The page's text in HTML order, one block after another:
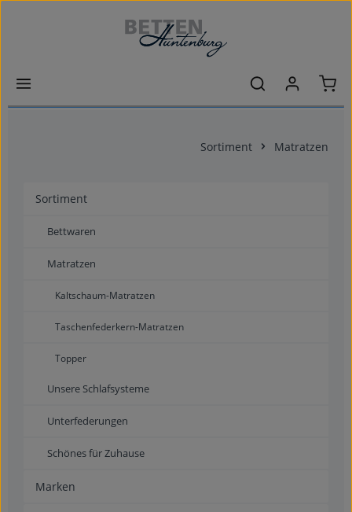
Zum Hauptinhalt springen
Sortiment Matratzen
Sortiment
Bettwaren
Matratzen
Kaltschaum-Matratzen
Taschenfederkern-Matratzen
Topper
Unsere Schlafsysteme
Unterfederungen
Schönes für Zuhause
Marken